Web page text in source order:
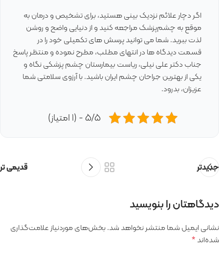
اگر دچار علائم نزدیک بینی هستید، برای تشخیص و درمان به
موقع به چشم‌پزشک مراجعه کنید و از دنیایی واضح و روشن
لذت ببرید. شما می توانید پرسش های تکمیلی خود را در
قسمت دیدگاه ها در انتهای مطلب، مطرح نموده و منتظر پاسخ
جناب دکتر علی نیلی، ریاست بیمارستان چشم پزشکی نگاه و
یکی از بهترین جراحان چشم ایران باشید. با آرزوی سلامتی شما
عزیزان، بدرود.
5/5 - (1 امتیاز)
جدیدتر قدیمی تر
دیدگاهتان را بنویسید
نشانی ایمیل شما منتشر نخواهد شد.بخش‌های موردنیاز علامت‌گذاری
شده‌اند*